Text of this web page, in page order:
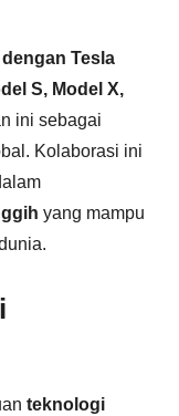
Tesla
S, Model X,
ini sebagai
Kolaborasi ini
yang mampu
teknologi